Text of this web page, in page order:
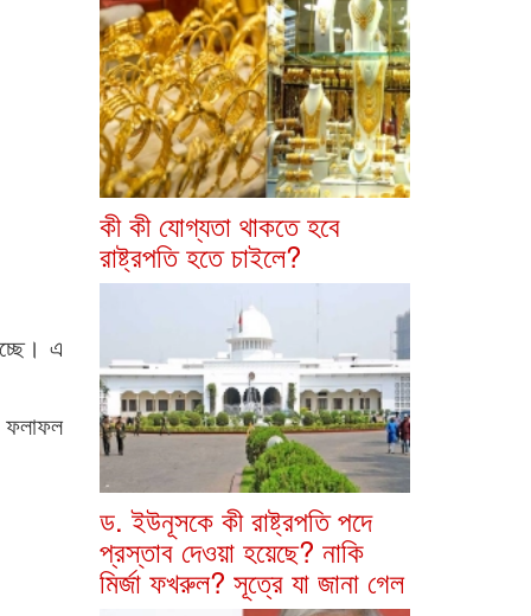
এ
ফলাফল
কী কী যোগ্যতা থাকতে হবে
রাষ্ট্রপতি হতে চাইলে?
ড. ইউনূসকে কী রাষ্ট্রপতি পদে
প্রস্তাব দেওয়া হয়েছে? নাকি
মির্জা ফখরুল? সূত্রে যা জানা গেল